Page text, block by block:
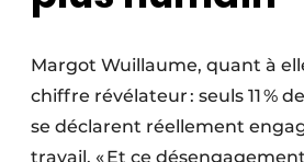
Margot Wuillaume, quant à
chiffre révélateur : seuls 11 %
se déclarent réellement
travail. « Et ce